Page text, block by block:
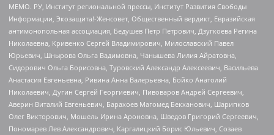
МЕМО. РУ, Институт региональной прессы, Институт Развития Свободы
Информации, Экозащита!-Женсовет, Общественный вердикт, Евразийская
антимонопольная ассоциация, Бедушев Петр Петрович, Дзугкоева Регина
Николаевна, Кривенко Сергей Владимирович, Милославский Павел
Юрьевич, Шнырова Ольга Вадимовна, Чанышева Лилия Айратовна,
Сидорович Ольга Борисовна, Туровский Александр Алексеевич, Васильева
Анастасия Евгеньевна, Ривина Анна Валерьевна, Бойко Анатолий
Николаевич, Дугин Сергей Георгиевич, Пивоваров Андрей Сергеевич,
Аверин Виталий Евгеньевич, Барахоев Магомед Бекханович, Шарипков
Олег Викторович, Мошель Ирина Ароновна, Шведов Григорий Сергеевич,
Пономарев Лев Александрович, Каргалицкий Борис Юльевич, Созаев